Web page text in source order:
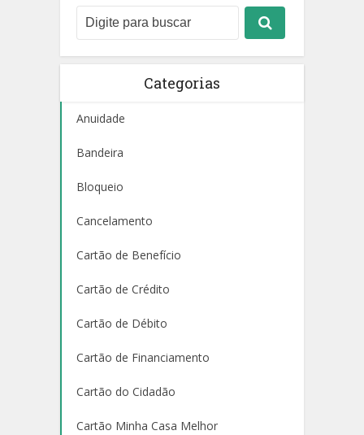
Categorias
Anuidade
Bandeira
Bloqueio
Cancelamento
Cartão de Benefício
Cartão de Crédito
Cartão de Débito
Cartão de Financiamento
Cartão do Cidadão
Cartão Minha Casa Melhor